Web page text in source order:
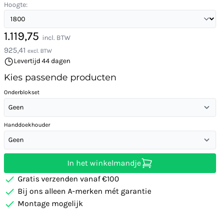
Hoogte:
1.119,75 incl. BTW
925,41 excl. BTW
Levertijd 44 dagen
Kies passende producten
Onderblokset
Geen
Handdoekhouder
Geen
In het winkelmandje
Gratis verzenden vanaf €100
Bij ons alleen A-merken mét garantie
Montage mogelijk